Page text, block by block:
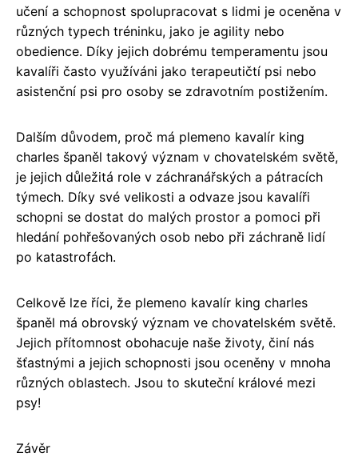
učení a schopnost spolupracovat s lidmi je oceněna v
různých typech tréninku, jako je agility nebo
obedience. Díky jejich dobrému temperamentu jsou
kavalíři často využíváni jako terapeutičtí psi nebo
asistenční psi pro osoby se zdravotním postižením.
Dalším důvodem, proč má plemeno kavalír king
charles španěl takový význam v chovatelském světě,
je jejich důležitá role v záchranářských a pátracích
týmech. Díky své velikosti a odvaze jsou kavalíři
schopni se dostat do malých prostor a pomoci při
hledání pohřešovaných osob nebo při záchraně lidí
po katastrofách.
Celkově lze říci, že plemeno kavalír king charles
španěl má obrovský význam ve chovatelském světě.
Jejich přítomnost obohacuje naše životy, činí nás
šťastnými a jejich schopnosti jsou oceněny v mnoha
různých oblastech. Jsou to skuteční králové mezi
psy!
Závěr